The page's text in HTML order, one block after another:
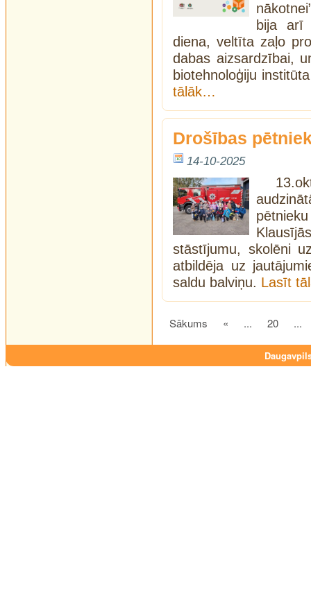
bija arī
diena, veltīta zaļo
dabas aizsardzībai,
biotehnoloģiju
tālāk…
Drošības
14-10-2025
stāstījumu, skolēni
atbildēja uz
saldu balviņu. Lasīt
Sākums « ... 20 ...